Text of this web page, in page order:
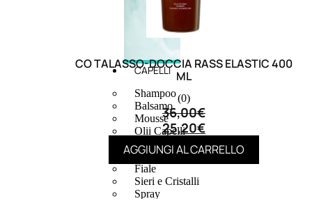
CAPELLI
Shampoo
Balsamo
Mousse
Olii Capelli
Maschere
Lozioni
Fiale
Sieri e Cristalli
Spray
CO TALASSO-DOCCIA RASS ELASTIC 400
ML
(0)
36,00€
25,20€
AGGIUNGI AL CARRELLO